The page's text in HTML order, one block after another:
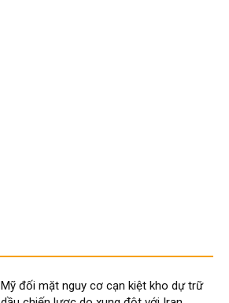
Mỹ đối mặt nguy cơ cạn kiệt kho dự trữ